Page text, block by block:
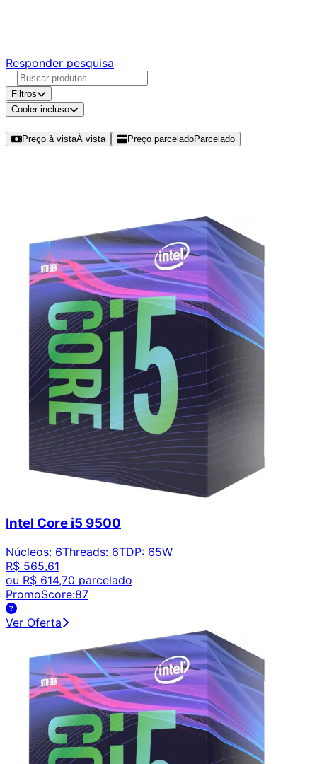
Responder pesquisa
Filtros
Cooler incluso
Preço à vistaÀ vista Preço parceladoParcelado
Intel Core i5 9500
Núcleos: 6Threads: 6TDP: 65W
R$ 565,61
ou R$ 614,70 parcelado
PromoScore:87
Ver Oferta